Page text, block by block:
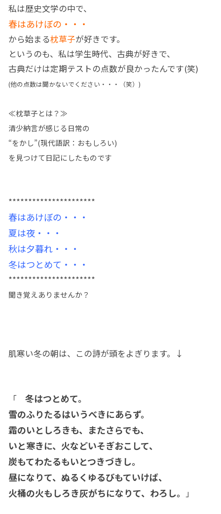
私は歴史文学の中で、
春はあけぼの・・・
から始まる枕草子が好きです。
というのも、私は学生時代、古典が好きで、
古典だけは定期テストの点数が良かったんです(笑)
(他の点数は聞かないでください・・・（笑）)
≪枕草子とは？≫
清少納言が感じる日常の
“をかし”(現代語訳：おもしろい)
を見つけて日記にしたものです
**********************
春はあけぼの・・・
夏は夜・・・
秋は夕暮れ・・・
冬はつとめて・・・
**********************
聞き覚えありませんか？
肌寒い冬の朝は、この詩が頭をよぎります。↓
「 冬はつとめて。
雪のふりたるはいうべきにあらず。
霜のいとしろきも、またさらでも、
いと寒きに、火などいそぎおこして、
炭もてわたるもいとつきづきし。
昼になりて、ぬるくゆるびもていけば、
火桶の火もしろき灰がちになりて、わろし。
」